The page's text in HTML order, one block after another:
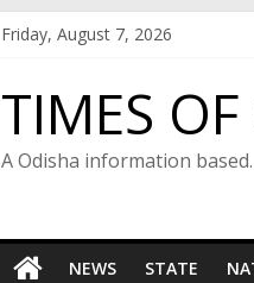
Friday, August 7, 2026
TIMES
A Odisha information
NEWS STATE